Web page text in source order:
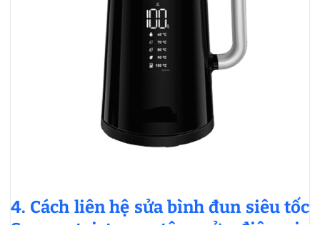
4. Cách liên hệ sửa bình đun siêu tốc